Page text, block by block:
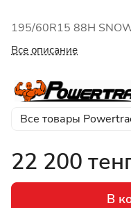
195/60R15 88H
Все описание
Все товары
22 200
В